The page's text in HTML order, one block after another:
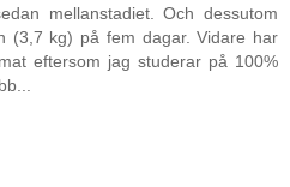
mellanstadiet. Och dessutom
(3,7 kg) på fem dagar. Vidare har
eftersom jag studerar på 100%